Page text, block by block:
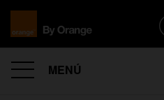
MENÚ